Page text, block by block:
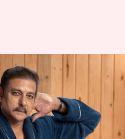
యాడ్ షూటింగ్
07:51 pm